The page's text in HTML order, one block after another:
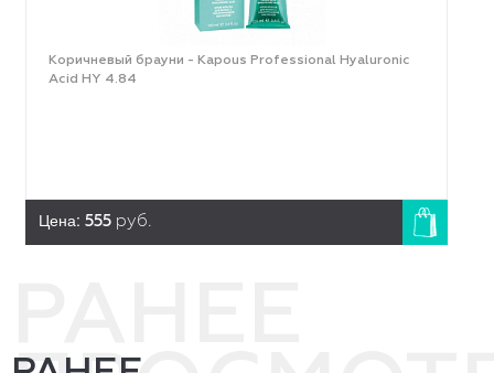
Коричневый брауни - Kapous Professional Hyaluronic
Acid HY 4.84
Цена: 555 руб.